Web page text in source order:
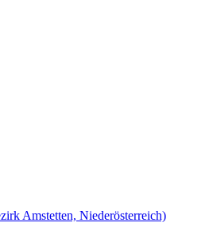
Amstetten, Niederösterreich)